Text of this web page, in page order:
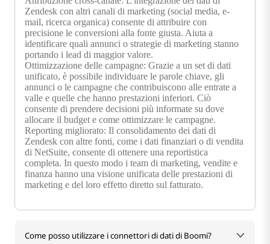
Zendesk con altri canali di marketing (social media, e-
mail, ricerca organica) consente di attribuire con
precisione le conversioni alla fonte giusta. Aiuta a
identificare quali annunci o strategie di marketing stanno
portando i lead di maggior valore.
Ottimizzazione delle campagne: Grazie a un set di dati
unificato, è possibile individuare le parole chiave, gli
annunci o le campagne che contribuiscono alle entrate a
valle e quelle che hanno prestazioni inferiori. Ciò
consente di prendere decisioni più informate su dove
allocare il budget e come ottimizzare le campagne.
Reporting migliorato: Il consolidamento dei dati di
Zendesk con altre fonti, come i dati finanziari o di vendita
di NetSuite, consente di ottenere una reportistica
completa. In questo modo i team di marketing, vendite e
finanza hanno una visione unificata delle prestazioni di
marketing e del loro effetto diretto sul fatturato.
Come posso utilizzare i connettori di dati di Boomi?